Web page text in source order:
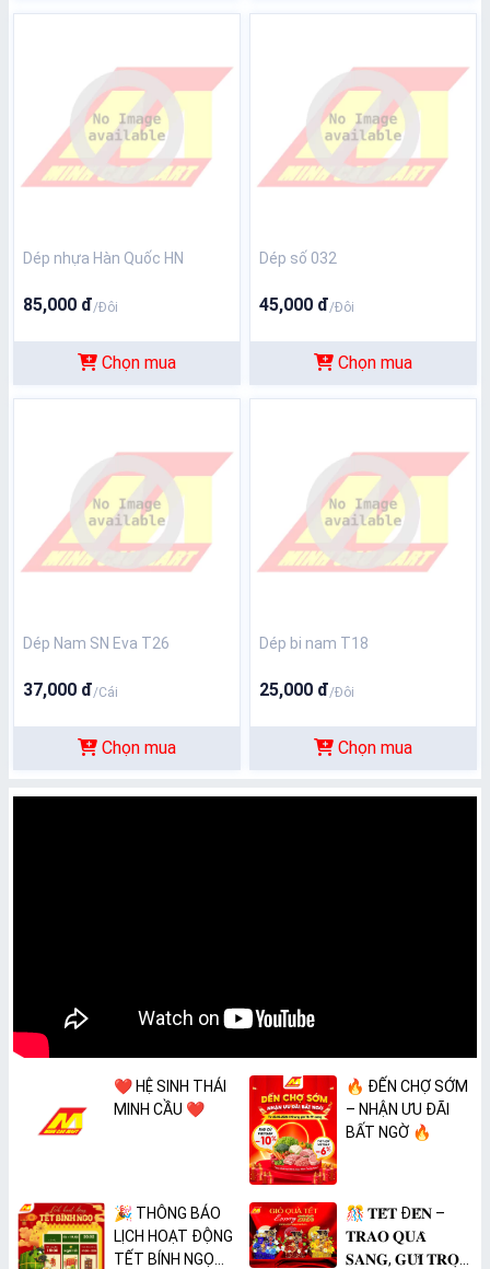
Dép nhựa Hàn Quốc HN
85,000 đ/Đôi
Chọn mua
Dép số 032
45,000 đ/Đôi
Chọn mua
Dép Nam SN Eva T26
37,000 đ/Cái
Chọn mua
Dép bi nam T18
25,000 đ/Đôi
Chọn mua
❤️ HỆ SINH THÁI
MINH CẦU ❤️
🔥 ĐẾN CHỢ SỚM
– NHẬN ƯU ĐÃI
BẤT NGỜ 🔥
🎉 THÔNG BÁO
LỊCH HOẠT ĐỘNG
TẾT BÍNH NGỌ
🎊 𝐓𝐄̂́𝐓 Đ𝐄̂́𝐍 –
𝐓𝐑𝐀𝐎 𝐐𝐔𝐀̀
𝐒𝐀𝐍𝐆, 𝐆𝐔̛̉𝐈 𝐓𝐑𝐎̣𝐍